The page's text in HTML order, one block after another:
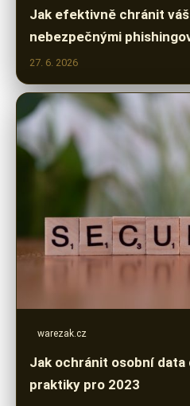
Jak efektivně chránit
nebezpečnými
27. 6. 2026
warezak.cz
Jak ochránit osobní data
praktiky pro 2023